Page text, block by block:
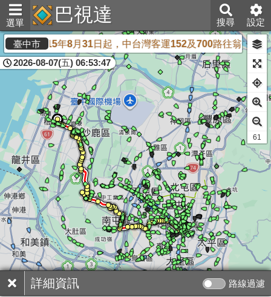
選單 巴視達 搜尋 設定
詳細資訊 路線過濾
臺中市
求，自115年8月31日起，中台灣客運152及700路往翁子方
2026-08-07(五) 06:53:47
60